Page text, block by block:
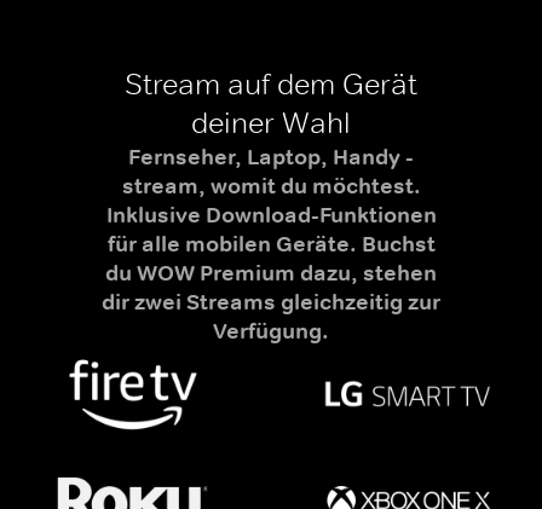
Stream auf dem Gerät
deiner Wahl
Fernseher, Laptop, Handy -
stream, womit du möchtest.
Inklusive Download-Funktionen
für alle mobilen Geräte. Buchst
du WOW Premium dazu, stehen
dir zwei Streams gleichzeitig zur
Verfügung.